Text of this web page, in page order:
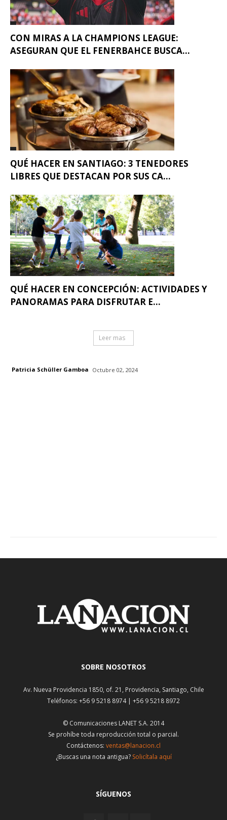
CON MIRAS A LA CHAMPIONS LEAGUE:
ASEGURAN QUE EL FENERBAHCE BUSCA...
QUÉ HACER EN SANTIAGO: 3 TENEDORES
LIBRES QUE DESTACAN POR SUS CA...
QUÉ HACER EN CONCEPCIÓN: ACTIVIDADES Y
PANORAMAS PARA DISFRUTAR E...
Leer mas
Patricia Schüller Gamboa Octubre 02, 2024
SOBRE NOSOTROS
Av. Nueva Providencia 1850, of. 21, Providencia, Santiago, Chile
Teléfonos: +56 9 5218 8974 | +56 9 5218 8972
© Comunicaciones LANET S.A. 2014
Se prohíbe toda reproducción total o parcial.
Contáctenos: ventas@lanacion.cl
¿Buscas una nota antigua? Solicítala aquí
SÍGUENOS